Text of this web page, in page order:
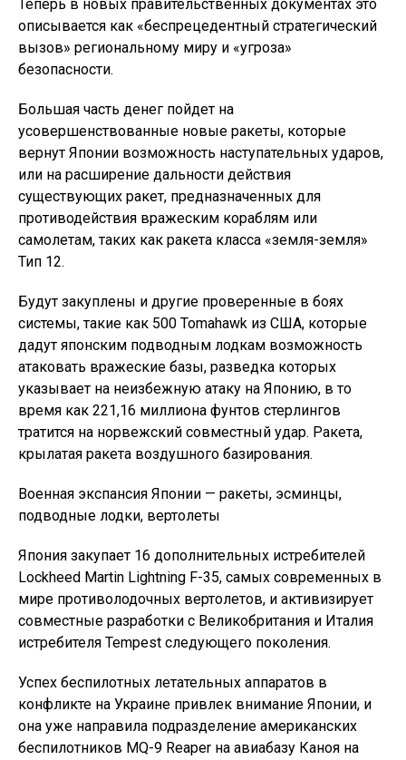
Теперь в новых правительственных документах это
описывается как «беспрецедентный стратегический
вызов» региональному миру и «угроза»
безопасности.
Большая часть денег пойдет на
усовершенствованные новые ракеты, которые
вернут Японии возможность наступательных ударов,
или на расширение дальности действия
существующих ракет, предназначенных для
противодействия вражеским кораблям или
самолетам, таких как ракета класса «земля-земля»
Тип 12.
Будут закуплены и другие проверенные в боях
системы, такие как 500 Tomahawk из США, которые
дадут японским подводным лодкам возможность
атаковать вражеские базы, разведка которых
указывает на неизбежную атаку на Японию, в то
время как 221,16 миллиона фунтов стерлингов
тратится на норвежский совместный удар. Ракета,
крылатая ракета воздушного базирования.
Военная экспансия Японии — ракеты, эсминцы,
подводные лодки, вертолеты
Япония закупает 16 дополнительных истребителей
Lockheed Martin Lightning F-35, самых современных в
мире противолодочных вертолетов, и активизирует
совместные разработки с Великобритания и Италия
истребителя Tempest следующего поколения.
Успех беспилотных летательных аппаратов в
конфликте на Украине привлек внимание Японии, и
она уже направила подразделение американских
беспилотников MQ-9 Reaper на авиабазу Каноя на